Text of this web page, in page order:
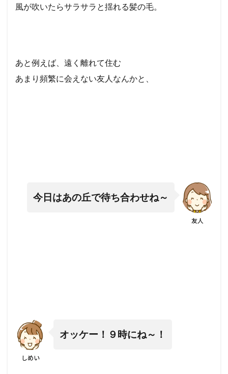
風が吹いたらサラサラと揺れる髪の毛。
あと例えば、遠く離れて住む
あまり頻繁に会えない友人なんかと、
友人
今日はあの丘で待ち合わせね～
しめい
オッケー！９時にね～！